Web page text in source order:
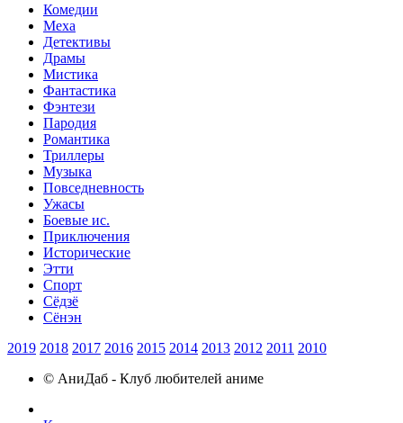
Комедии
Меха
Детективы
Драмы
Мистика
Фантастика
Фэнтези
Пародия
Романтика
Триллеры
Музыка
Повседневность
Ужасы
Боевые ис.
Приключения
Исторические
Этти
Спорт
Сёдзё
Сёнэн
2019 2018 2017 2016 2015 2014 2013 2012 2011 2010
© АниДаб - Клуб любителей аниме